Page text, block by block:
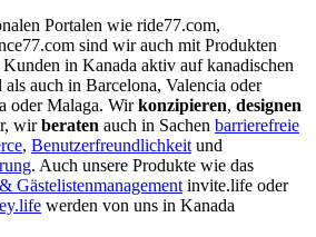
Portalen wie ride77.com,
sind wir auch mit Produkten
in Kanada aktiv auf kanadischen
auch in Barcelona, Valencia oder
oder Malaga. Wirkonzipieren, designen
wirberaten auch in Sachen barrierefreie
, Benutzerfreundlichkeit und
. Auch unsere Produkte wie das
Gästelistenmanagement invite.life oder
werden von uns in Kanada